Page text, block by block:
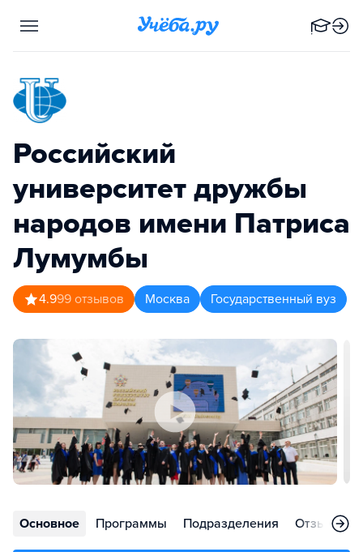
Российский
университет дружбы
народов имени Патриса
Лумумбы
4.999 отзывов Москва Государственный вуз
Основное Программы Подразделения Отзывы